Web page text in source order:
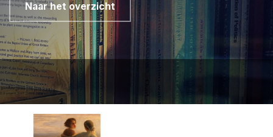
Naar het overzicht